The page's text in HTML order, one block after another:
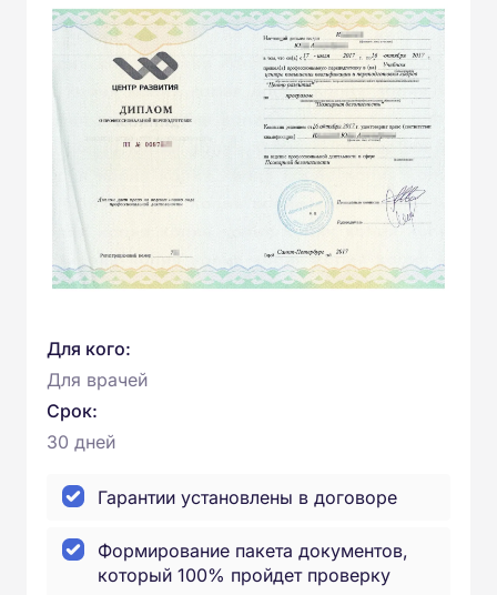
Для кого:
Для врачей
Срок:
30 дней
Гарантии установлены в договоре
Формирование пакета документов,
который 100% пройдет проверку